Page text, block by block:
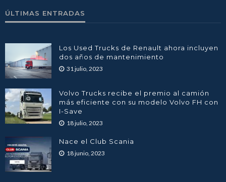
ÚLTIMAS ENTRADAS
Los Used Trucks de Renault ahora incluyen
dos años de mantenimiento
31 julio, 2023
Volvo Trucks recibe el premio al camión
más eficiente con su modelo Volvo FH con
I-Save
18 julio, 2023
Nace el Club Scania
18 junio, 2023